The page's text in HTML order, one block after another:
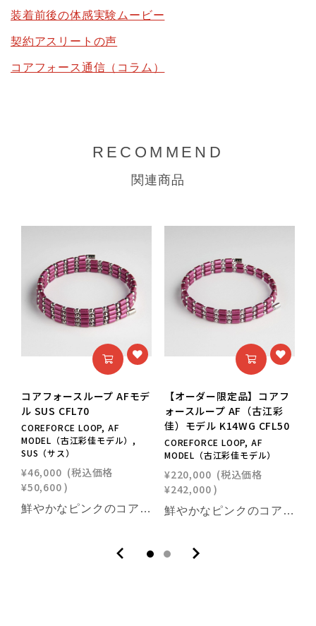
装着前後の体感実験ムービー
契約アスリートの声
コアフォース通信（コラム）
RECOMMEND
関連商品
コアフォースループ AFモデ
ル SUS CFL70
COREFORCE LOOP, AF
MODEL（古江彩佳モデル）,
SUS（サス）
¥46,000 (税込価格
¥50,600 )
鮮やかなピンクのコアフォースループ。女子プロゴルフ“ミレニアム世代”を牽引する、古江彩佳プロモデルです。「ゴルフは全身を使うので、体幹がしっかりするとブレが少ない。コアフォースをつけるとスウィング時の体幹が安定するし、当たりが違ってきます」。キャップ部分に古江選手のイニシャル「AF」の刻印も。【商品情報】■サイズ：70㎝■素材：SUS316(装飾部材)・フェライト磁石・サマコバ磁石・SUS316(キャップ部分)・SUS304(ワイヤー部分)《利用可能な決済方法》クレジットカード（Visa / Mastercard / JCB / American Express / Diners Club）／Amazon Pay／PayPay／キャリア決済／代金引換※合計30万円（税込）を超える商品は代金引換はご利用いただけません。予めご了承ください
【オーダー限定品】コアフ
ォースループ AF（古江彩
佳）モデル K14WG CFL50
COREFORCE LOOP, AF
MODEL（古江彩佳モデル）
¥220,000 (税込価格
¥242,000 )
鮮やかなピンクのコアフォースループ。50cmサイズ。K14ホワイトゴールドモデル。女子プロゴルフ“ミレニアム世代”を牽引する、古江彩佳プロモデルです。「ゴルフは全身を使うので、体幹がしっかりするとブレが少ない。コアフォースをつけるとスウィング時の体幹が安定するし、当たりが違ってきます」。キャップ部分に古江選手のイニシャル「AF」の刻印も。【商品情報】■サイズ：50㎝■素材：K14WG(装飾部材)・フェライト磁石・サマコバ磁石・SUS316(キャップ部分)・SUS304(ワイヤー部分)《利用可能な決済方法》クレジットカード（Visa / Mastercard / JCB / American Express / Diners Club）／Amazon Pay／PayPay／キャリア決済／代金引換※合計30万円（税込）を超える商品は代金引換はご利用いただけません。予めご了承ください